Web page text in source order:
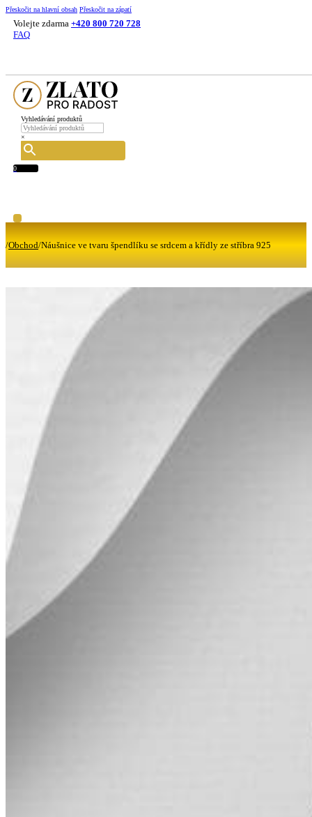
Přeskočit na hlavní obsah Přeskočit na zápatí
Volejte zdarma +420 800 720 728
FAQ
Vyhledávání produktů
×
0
/Obchod/Náušnice ve tvaru špendlíku se srdcem a křídly ze stříbra 925